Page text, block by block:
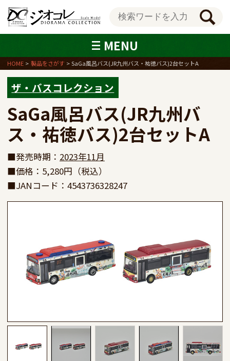
MENU
HOME 製品をさがす SaGa風呂バス(JR九州バス・祐徳バス)2台セットA
ザ・バスコレクション
SaGa風呂バス(JR九州バ
ス・祐徳バス)2台セットA
■発売時期： 2023年11月
■価格：5,280円（税込）
■JANコード：4543736328247